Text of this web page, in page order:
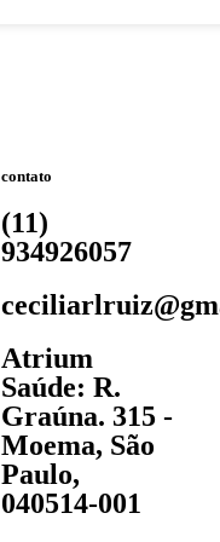
contato
(11)
934926057
Atrium
Saúde: R.
Graúna. 315 -
Moema, São
Paulo,
040514-001